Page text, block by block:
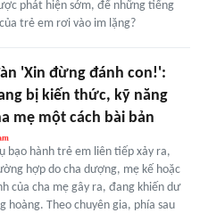
phát hiện sớm, để những tiếng
trẻ em rơi vào im lặng?
'Xin đừng đánh con!':
bị kiến thức, kỹ năng
mẹ một cách bài bản
bạo hành trẻ em liên tiếp xảy ra,
hợp do cha dượng, mẹ kế hoặc
của cha mẹ gây ra, đang khiến dư
hoàng. Theo chuyên gia, phía sau